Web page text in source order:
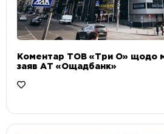
Коментар ТОВ «Три О» щодо
заяв АТ «Ощадбанк»